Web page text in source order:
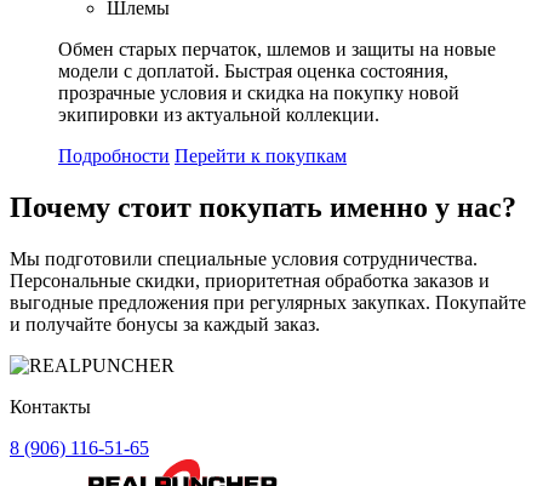
Шлемы
Обмен старых перчаток, шлемов и защиты на новые
модели с доплатой. Быстрая оценка состояния,
прозрачные условия и скидка на покупку новой
экипировки из актуальной коллекции.
Подробности Перейти к покупкам
Почему стоит покупать именно у нас?
Мы подготовили специальные условия сотрудничества.
Персональные скидки, приоритетная обработка заказов и
выгодные предложения при регулярных закупках. Покупайте
и получайте бонусы за каждый заказ.
Контакты
8 (906) 116-51-65